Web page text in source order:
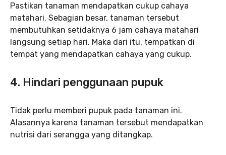
Pastikan tanaman mendapatkan cukup cahaya
matahari. Sebagian besar, tanaman tersebut
membutuhkan setidaknya 6 jam cahaya matahari
langsung setiap hari. Maka dari itu, tempatkan di
tempat yang mendapatkan cahaya yang cukup.
4. Hindari penggunaan pupuk
Tidak perlu memberi pupuk pada tanaman ini.
Alasannya karena tanaman tersebut mendapatkan
nutrisi dari serangga yang ditangkap.